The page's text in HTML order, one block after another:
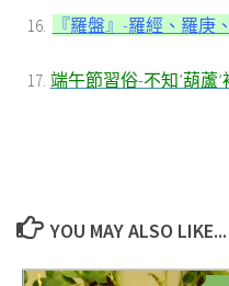
『羅盤』-羅經、羅庚
端午節習俗-不知’葫蘆
YOU MAY ALSO LIKE...